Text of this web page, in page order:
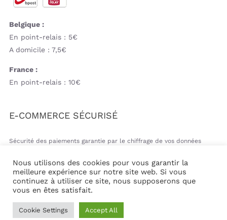
Belgique :
En point-relais : 5€
A domicile : 7,5€
France :
En point-relais : 10€
E-COMMERCE SÉCURISÉ
Sécurité des paiements garantie par le chiffrage de vos données
© Copyright 2026 | Mil&va Babystore All Rights Reserved
| Powered byCommunika
Nous utilisons des cookies pour vous garantir la
meilleure expérience sur notre site web. Si vous
continuez à utiliser ce site, nous supposerons que
vous en êtes satisfait.
Cookie Settings Accept All